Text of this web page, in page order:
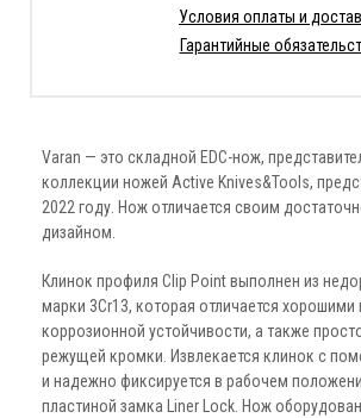
Varan — это складной EDC-нож,
коллекции ножей Active Knives&Tools,
2022 году. Нож отличается своим
дизайном.
Клинок профиля Clip Point выполнен из
марки 3Cr13, которая отличается хорошими
коррозионной устойчивости, а также
режущей кромки. Извлекается клинок с
и надежно фиксируется в рабочем
пластиной замка Liner Lock. Нож
Условия оплаты и
Гарантийные